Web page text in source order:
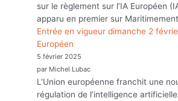
sur le règlement sur l’IA Européen
apparu en premier sur
Entrée en vigueur dimanche 2
Européen
5 février 2025
par Michel Lubac
L’Union européenne franchit une
régulation de l’intelligence